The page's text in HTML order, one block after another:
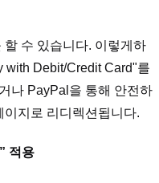
수 있습니다. 이렇게하
with Debit/Credit Card"를
나 PayPal을 통해 안전하
지로 리디렉션됩니다.
적용